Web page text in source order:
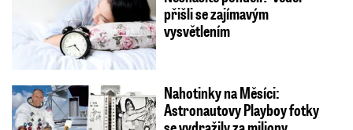
přišli se zajímavým
vysvětlením
Nahotinky na Měsíci:
Astronautovy Playboy fotky